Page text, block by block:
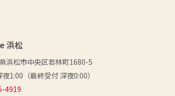
浜松
浜松市中央区若林町1680-5
1:00（最終受付 深夜0:00）
4919